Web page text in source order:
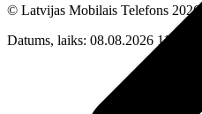
© Latvijas Mobilais Telefons 2026
Datums, laiks: 08.08.2026 11:17